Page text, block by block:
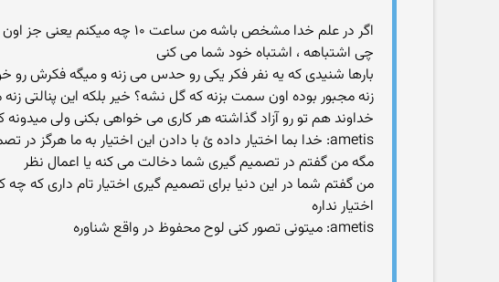
اگر در علم خدا مشخص باشه من ساعت ۱۰ چه میکنم یعنی جز اون کار هیچ عملی نمیتونم انجام بدهم و این جبره نه اختیار
چی اشتباهه ، اشتباه خود شما می کنی
بارها شنیدی که یه نفر فکر یکی رو حدس می زنه و میگه فکرش رو
زنه مجبور بوده اون سمت بزنه که گل نشه؟ خیر بلکه این پنالتی
خداوند هم تو رو آزاد گذاشته هر کاری می خواهی بکنی ولی
ametis: خدا بما اختیار داده ئ با دادن این اختیار به ما هرگز در تصمیم گیری های ما دخالت نمیکنه و اعمال نظر نمیکنه
مگه من گفتم در تصمیم گیری شما دخالت می کنه یا اعمال نظر
من گفتم شما در این دنیا برای تصمیم گیری اختیار تام داری که
اختیار نداره
ametis: میتونی تصور کنی لوح محفوظ در واقع شناوره